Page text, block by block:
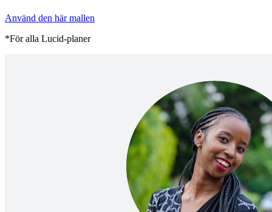
Använd den här mallen
*För alla Lucid-planer